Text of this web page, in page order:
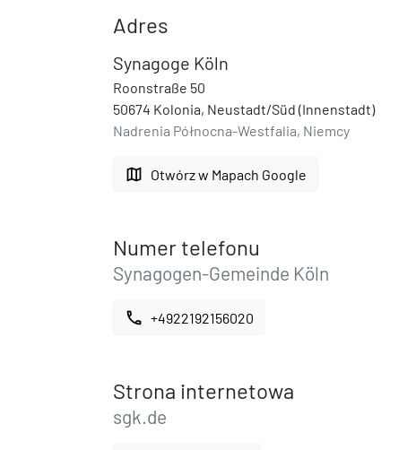
Adres
Synagoge Köln
Roonstraße 50
50674 Kolonia, Neustadt/Süd (Innenstadt)
Nadrenia Północna-Westfalia, Niemcy
map Otwórz w Mapach Google
Numer telefonu
Synagogen-Gemeinde Köln
call +4922192156020
Strona internetowa
sgk.de